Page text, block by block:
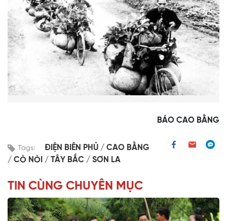
BÁO CAO BẰNG
Tags: ĐIỆN BIÊN PHỦ
CAO BẰNG
CÒ NÒI
TÂY BẮC SƠN LA
TIN CÙNG CHUYÊN MỤC